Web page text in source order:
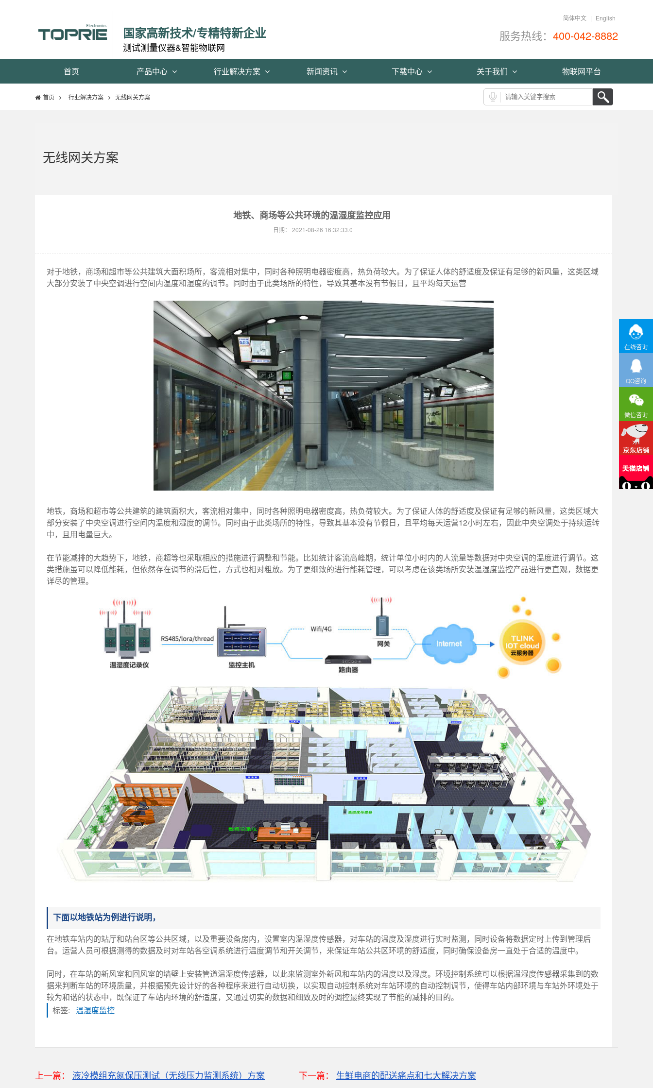
简体中文 | English
国家高新技术/专精特新企业
测试测量仪器&智能物联网
服务热线： 400-042-8882
首页 产品中心 行业解决方案 新闻资讯 下载中心 关于我们 物联网平台
首页 行业解决方案 无线网关方案
无线网关方案
地铁、商场等公共环境的温湿度监控应用
日期： 2021-08-26 16:32:33.0
对于地铁，商场和超市等公共建筑大面积场所，客流相对集中，同时各种照明电器密度高，热负荷较大。为了保证人体的舒适度及保证有足够的新风量，这类区域
大部分安装了中央空调进行空间内温度和湿度的调节。同时由于此类场所的特性，导致其基本没有节假日，且平均每天运营
地铁，商场和超市等公共建筑的建筑面积大，客流相对集中，同时各种照明电器密度高，热负荷较大。为了保证人体的舒适度及保证有足够的新风量，这类区域大
部分安装了中央空调进行空间内温度和湿度的调节。同时由于此类场所的特性，导致其基本没有节假日，且平均每天运营12小时左右，因此中央空调处于持续运转
中，且用电量巨大。
在节能减排的大趋势下，地铁，商超等也采取相应的措施进行调整和节能。比如统计客流高峰期，统计单位小时内的人流量等数据对中央空调的温度进行调节。这
类措施虽可以降低能耗，但依然存在调节的滞后性，方式也相对粗放。为了更细致的进行能耗管理，可以考虑在该类场所安装温湿度监控产品进行更直观，数据更
详尽的管理。
下面以地铁站为例进行说明，
在地铁车站内的站厅和站台区等公共区域，以及重要设备房内，设置室内温湿度传感器，对车站的温度及湿度进行实时监测，同时设备将数据定时上传到管理后
台。运营人员可根据测得的数据及时对车站各空调系统进行温度调节和开关调节，来保证车站公共区环境的舒适度，同时确保设备房一直处于合适的温度中。
同时，在车站的新风室和回风室的墙壁上安装管道温湿度传感器，以此来监测室外新风和车站内的温度以及湿度。环境控制系统可以根据温湿度传感器采集到的数
据来判断车站的环境质量，并根据预先设计好的各种程序来进行自动切换，以实现自动控制系统对车站环境的自动控制调节，使得车站内部环境与车站外环境处于
较为和谐的状态中，既保证了车站内环境的舒适度，又通过切实的数据和细致及时的调控最终实现了节能的减排的目的。
标签: 温湿度监控
上一篇： 液冷模组充氮保压测试（无线压力监测系统）方案 下一篇： 生鲜电商的配送痛点和七大解决方案
粒子计数器
在线咨询
QQ咨询
微信咨询